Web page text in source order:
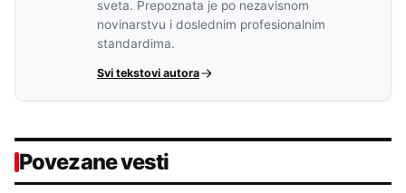
sveta. Prepoznata je po nezavisnom
novinarstvu i doslednim profesionalnim
standardima.
Svi tekstovi autora
Povezane vesti